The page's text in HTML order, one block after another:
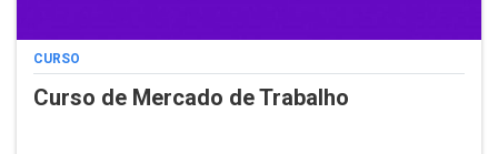
CURSO
Curso de Mercado de Trabalho